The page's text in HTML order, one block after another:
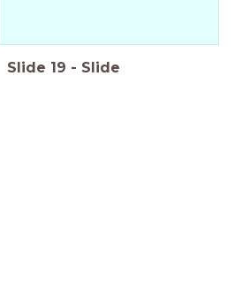
Slide 19 - Slide